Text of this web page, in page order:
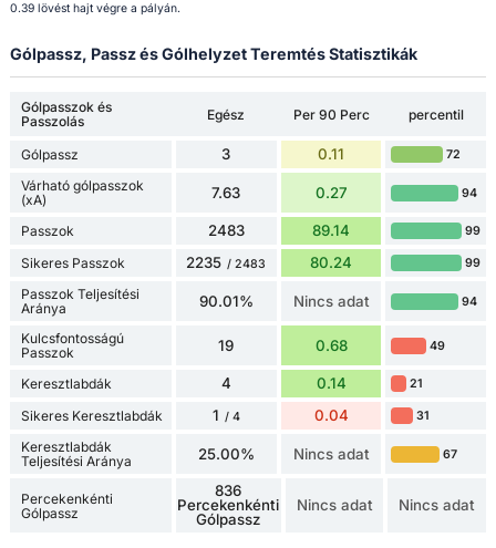
0.39 lövést hajt végre a pályán.
Gólpassz, Passz és Gólhelyzet Teremtés Statisztikák
Gólpasszok és
Passzolás
Egész Per 90 Perc percentil
Gólpassz 3 0.11 72
Várható gólpasszok
(xA)
7.63 0.27 94
Passzok 2483 89.14 99
Sikeres Passzok 2235 / 2483 80.24 99
Passzok Teljesítési
Aránya
90.01% Nincs adat 94
Kulcsfontosságú
Passzok
19 0.68 49
Keresztlabdák 4 0.14 21
Sikeres Keresztlabdák 1 / 4 0.04 31
Keresztlabdák
Teljesítési Aránya
25.00% Nincs adat 67
Percekenkénti
Gólpassz
836
Percekenkénti
Gólpassz
Nincs adat Nincs adat